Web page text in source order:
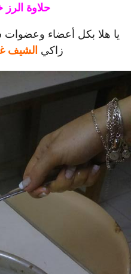
حلاوة
يا هلا بكل أعضاء
زاكي الشيف